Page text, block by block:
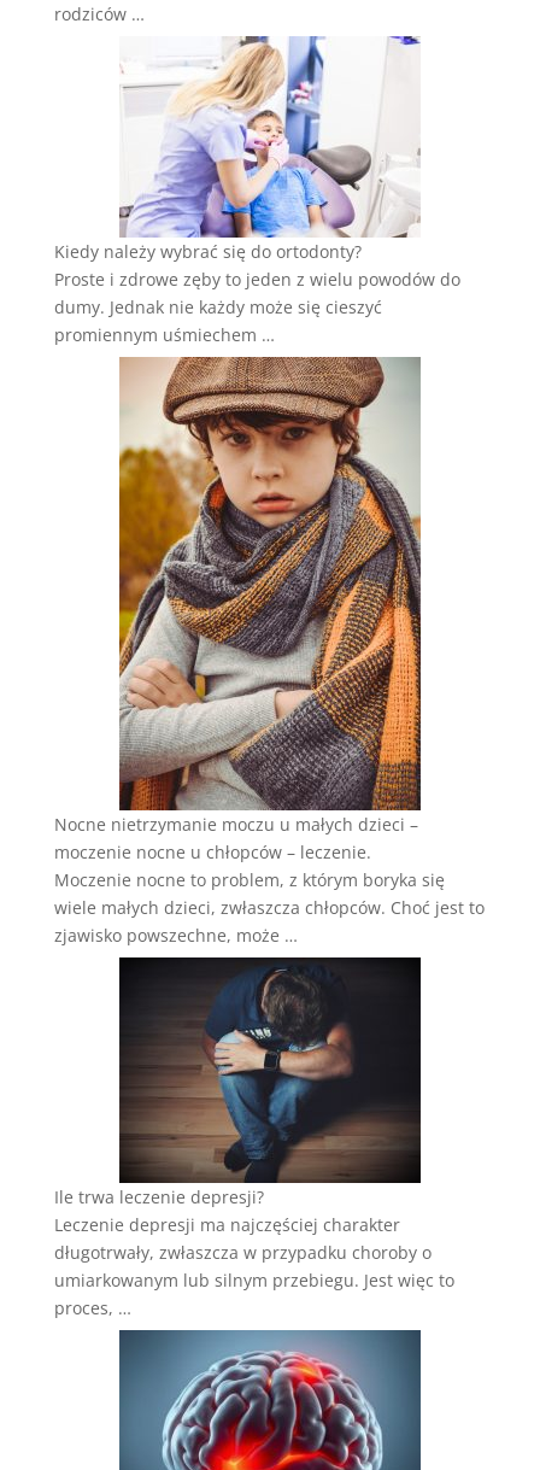
rodziców …
Kiedy należy wybrać się do ortodonty?
Proste i zdrowe zęby to jeden z wielu powodów do
dumy. Jednak nie każdy może się cieszyć
promiennym uśmiechem …
Nocne nietrzymanie moczu u małych dzieci –
moczenie nocne u chłopców – leczenie.
Moczenie nocne to problem, z którym boryka się
wiele małych dzieci, zwłaszcza chłopców. Choć jest to
zjawisko powszechne, może …
Ile trwa leczenie depresji?
Leczenie depresji ma najczęściej charakter
długotrwały, zwłaszcza w przypadku choroby o
umiarkowanym lub silnym przebiegu. Jest więc to
proces, …